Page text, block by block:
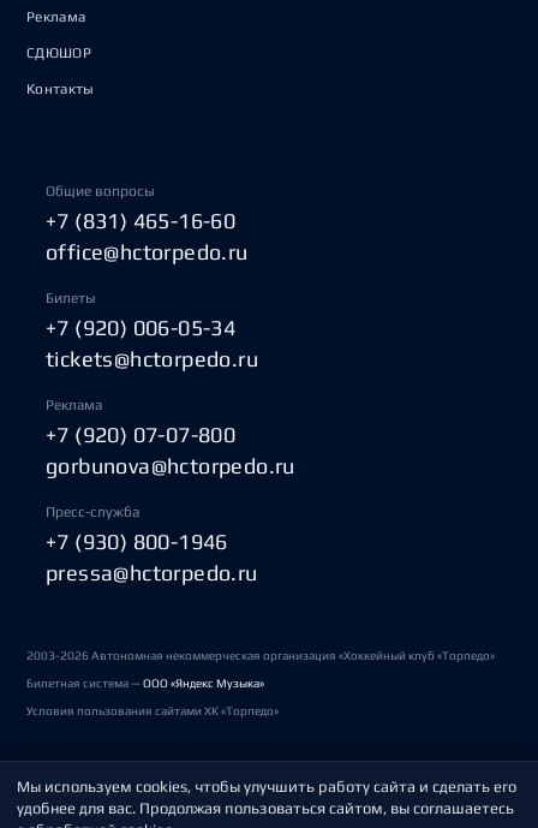
Реклама
СДЮШОР
Контакты
Общие вопросы
+7 (831) 465-16-60
office@hctorpedo.ru
Билеты
+7 (920) 006-05-34
tickets@hctorpedo.ru
Реклама
+7 (920) 07-07-800
gorbunova@hctorpedo.ru
Пресс-служба
+7 (930) 800-1946
pressa@hctorpedo.ru
2003-2026 Автономная некоммерческая организация «Хоккейный клуб «Торпедо»
Билетная система —ООО «Яндекс Музыка»
Условия пользования сайтами ХК «Торпедо»
Политика обработки персональных данных
Мы используем cookies, чтобы улучшить работу сайта и сделать его
удобнее для вас. Продолжая пользоваться сайтом, вы соглашаетесь